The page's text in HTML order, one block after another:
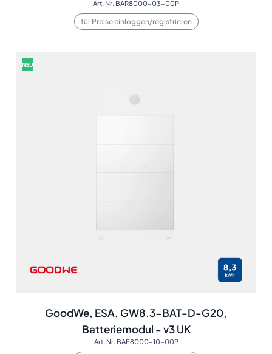
Art. Nr. BAR8000-03-00P
für Preise einloggen/registrieren
NEU
GoodWe, ESA, GW8.3-BAT-D-G20,
Batteriemodul - v3 UK
Art. Nr. BAE8000-10-00P